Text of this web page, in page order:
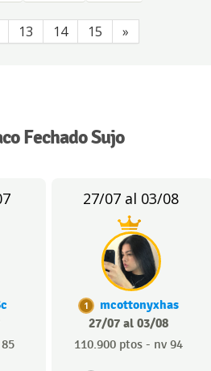
13 14 15 »
Fechado Sujo
27/07 al 03/08
1
mcottonyxhas
27/07 al 03/08
110.900 ptos - nv 94